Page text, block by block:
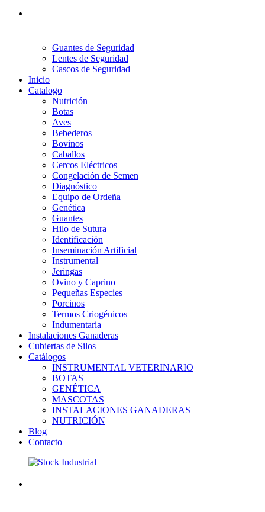
Guantes de Seguridad
Lentes de Seguridad
Cascos de Seguridad
Inicio
Catalogo
Nutrición
Botas
Aves
Bebederos
Bovinos
Caballos
Cercos Eléctricos
Congelación de Semen
Diagnóstico
Equipo de Ordeña
Genética
Guantes
Hilo de Sutura
Identificación
Inseminación Artificial
Instrumental
Jeringas
Ovino y Caprino
Pequeñas Especies
Porcinos
Termos Criogénicos
Indumentaria
Instalaciones Ganaderas
Cubiertas de Silos
Catálogos
INSTRUMENTAL VETERINARIO
BOTAS
GENÉTICA
MASCOTAS
INSTALACIONES GANADERAS
NUTRICIÓN
Blog
Contacto